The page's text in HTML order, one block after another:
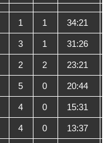
1 1 34:21
3 1 31:26
2 2 23:21
5 0 20:44
4 0 15:31
4 0 13:37